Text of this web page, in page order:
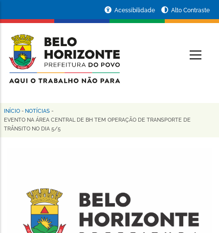
conteúdo
principal
da
Prefeitura
de
Horizonte
Acessibilidade Alto Contraste
Trilha
de
INÍCIO - NOTÍCIAS -
EVENTO NA ÁREA CENTRAL DE BH TEM OPERAÇÃO DE TRANSPORTE DE
TRÂNSITO NO DIA 5/5